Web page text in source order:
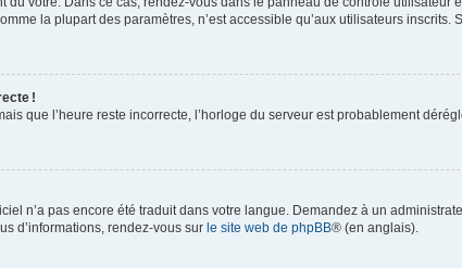
la plupart des paramètres, n’est accessible qu’aux utilisateurs inscrits.
!
que l’heure reste incorrecte, l’horloge du serveur est probablement
n’a pas encore été traduit dans votre langue. Demandez à un
d’informations, rendez-vous sur le site web de phpBB® (en anglais).